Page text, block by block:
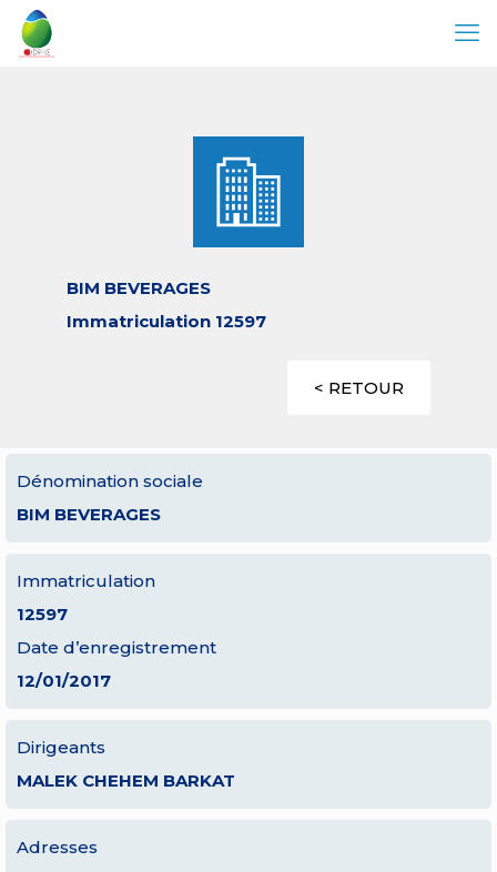
BIM BEVERAGES
Immatriculation 12597
< RETOUR
Dénomination sociale
BIM BEVERAGES
Immatriculation
12597
Date d’enregistrement
12/01/2017
Dirigeants
MALEK CHEHEM BARKAT
Adresses